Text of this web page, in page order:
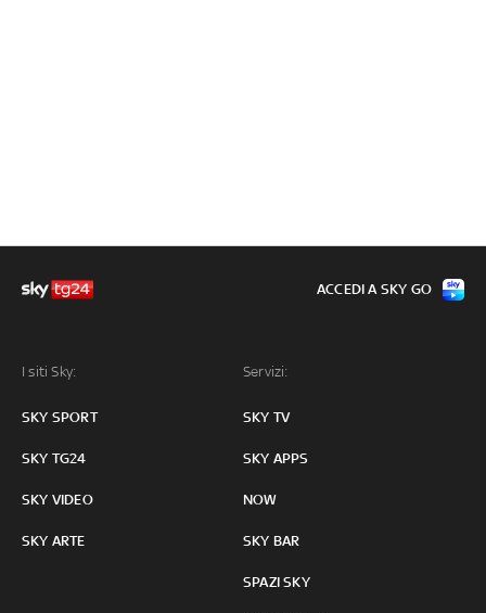
I siti Sky:
SKY SPORT
SKY TG24
SKY VIDEO
SKY ARTE
Servizi:
SKY TV
SKY APPS
NOW
SKY BAR
SPAZI SKY
ACCEDI A SKY GO